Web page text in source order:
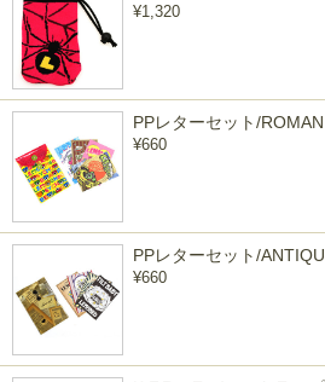
¥1,320
PPレターセット/ROMAN
¥660
PPレターセット/
¥660